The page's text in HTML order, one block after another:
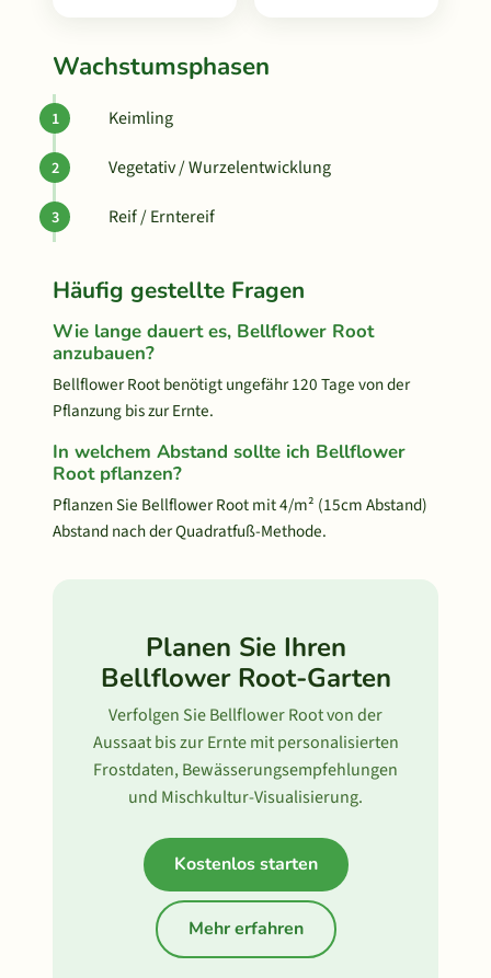
Wachstumsphasen
Keimling
Vegetativ / Wurzelentwicklung
Reif / Erntereif
Häufig gestellte Fragen
Wie lange dauert es, Bellflower Root
anzubauen?
Bellflower Root benötigt ungefähr 120 Tage von der
Pflanzung bis zur Ernte.
In welchem Abstand sollte ich Bellflower
Root pflanzen?
Pflanzen Sie Bellflower Root mit 4/m² (15cm Abstand)
Abstand nach der Quadratfuß-Methode.
Planen Sie Ihren
Bellflower Root-Garten
Verfolgen Sie Bellflower Root von der
Aussaat bis zur Ernte mit personalisierten
Frostdaten, Bewässerungsempfehlungen
und Mischkultur-Visualisierung.
Kostenlos starten
Mehr erfahren